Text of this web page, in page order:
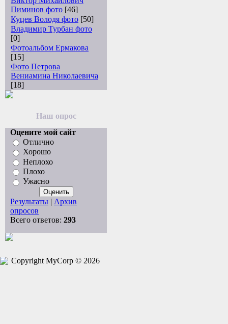
Пиминов фото [46]
Куцев Володя фото [50]
Владимир Турбан фото
[0]
Фотоальбом Ермакова
[15]
Фото Петрова
Вениамина Николаевича
[18]
Наш опрос
Оцените мой сайт
Отлично
Хорошо
Неплохо
Плохо
Ужасно
Результаты | Архив
опросов
Всего ответов: 293
Copyright MyCorp © 2026